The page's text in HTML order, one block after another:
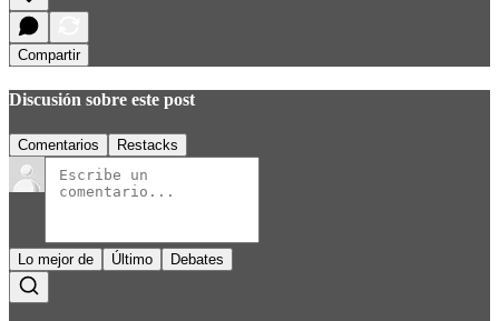
Compartir
Discusión sobre este post
Comentarios Restacks
Lo mejor de Último Debates